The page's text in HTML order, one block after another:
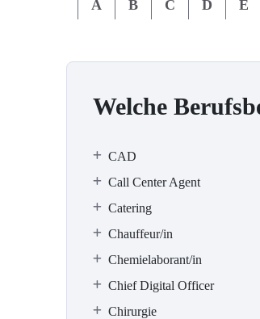
A B C D E
Welche
CAD
Call Center Agent
Catering
Chauffeur/in
Chemielaborant/in
Chief Digital Officer
Chirurgie